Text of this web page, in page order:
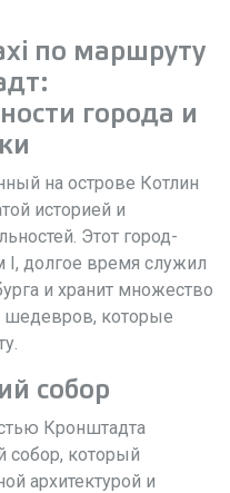
по маршруту
города и
на острове Котлин
историей и
Этот город-
I, долгое время служил
и хранит множество
шедевров, которые
собор
Кронштадта
собор, который
архитектурой и